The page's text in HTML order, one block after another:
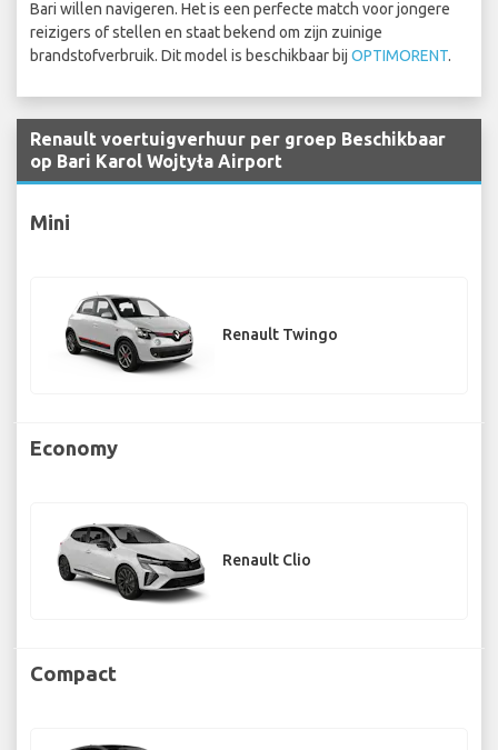
Bari willen navigeren. Het is een perfecte match voor jongere
reizigers of stellen en staat bekend om zijn zuinige
brandstofverbruik. Dit model is beschikbaar bij OPTIMORENT.
Renault voertuigverhuur per groep Beschikbaar
op Bari Karol Wojtyła Airport
Mini
Renault Twingo
Economy
Renault Clio
Compact